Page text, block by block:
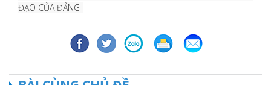
ĐẠO CỦA ĐẢNG